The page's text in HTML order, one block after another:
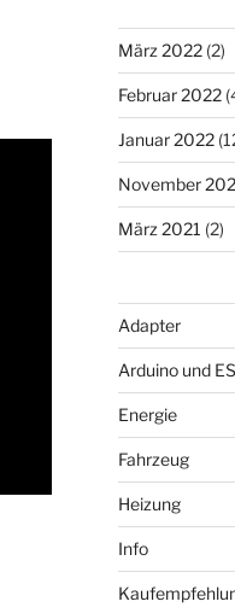
März 2022(2)
Februar 2022
Januar 2022
November
März 2021 (2)
Adapter
Arduino und
Energie
Fahrzeug
Heizung
Info